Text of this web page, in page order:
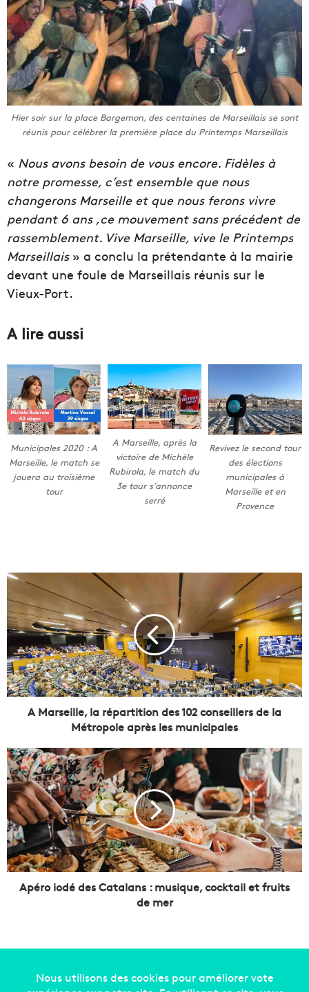
Hier soir sur la place Bargemon, des centaines de Marseillais se sont
réunis pour célébrer la première place du Printemps Marseillais
« Nous avons besoin de vous encore. Fidèles à
notre promesse, c’est ensemble que nous
changerons Marseille et que nous ferons vivre
pendant 6 ans ,ce mouvement sans précédent de
rassemblement. Vive Marseille, vive le Printemps
Marseillais» a conclu la prétendante à la mairie
devant une foule de Marseillais réunis sur le
Vieux-Port.
A lire aussi
Municipales 2020 : A
Marseille, le match se
jouera au troisième
tour
A Marseille, après la
victoire de Michèle
Rubirola, le match du
3e tour s’annonce
serré
Revivez le second tour
des élections
municipales à
Marseille et en
Provence
A
a
r
s
i
l
l
a
r
é
p
a
r
t
i
t
A Marseille, la répartition des 102 conseillers de la
Métropole après les municipales
A
p
é
o
i
o
d
é
Apéro iodé des Catalans : musique, cocktail et fruits
de mer
Copyright © 2014-2022Made in Marseille. Tous droits